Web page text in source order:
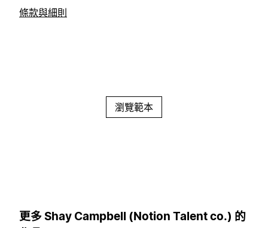
條款與細則
瀏覽範本
更多 Shay Campbell (Notion Talent co.) 的